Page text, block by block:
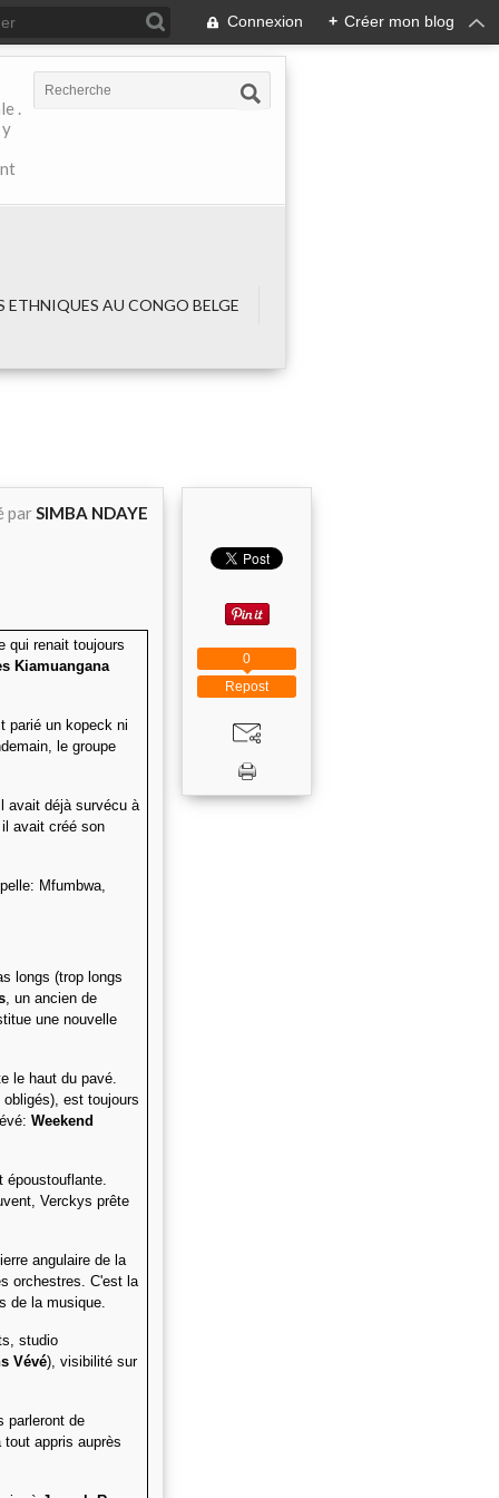
Connexion + Créer mon blog
.
AU CONGO BELGE
parSIMBA NDAYE
qui renait toujours
Kiamuangana
parié un kopeck ni
le groupe
avait déjà survécu à
avait créé son
Mfumbwa,
longs (trop longs
, un ancien de
une nouvelle
le haut du pavé.
est toujours
Weekend
Verckys prête
angulaire de la
orchestres. C'est la
de la musique.
studio
Vévé), visibilité sur
parleront de
appris auprès
Repost
0